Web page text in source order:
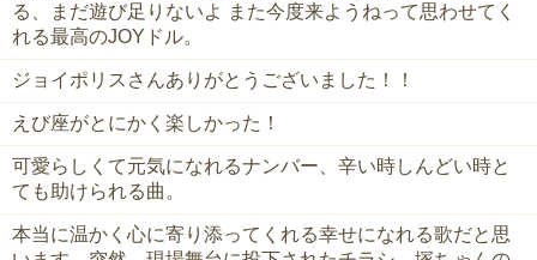
る、まだ遊び足りないよ また今度来ようねって思わせてく
れる最高のJOYドル。
ジョイポリスさんありがとうございました！！
えび座がとにかく楽しかった！
可愛らしくて元気になれるナンバー、辛い時しんどい時と
ても助けられる曲。
本当に温かく心に寄り添ってくれる幸せになれる歌だと思